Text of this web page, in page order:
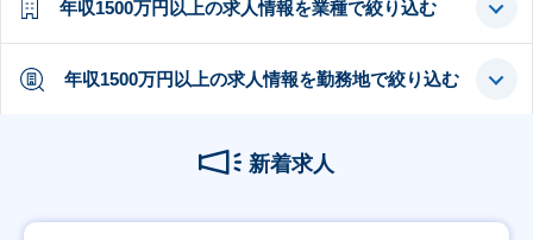
年収1500万円以上の求人情報を業種で絞り込む
年収1500万円以上の求人情報を勤務地で絞り込む
新着求人